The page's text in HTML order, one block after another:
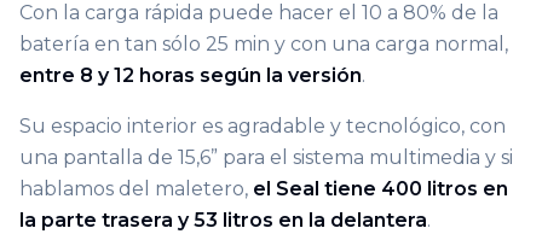
Con la carga rápida puede hacer el 10 a 80% de la
batería en tan sólo 25 min y con una carga normal,
entre 8 y 12 horas según la versión.
Su espacio interior es agradable y tecnológico, con
una pantalla de 15,6” para el sistema multimedia y si
hablamos del maletero, el Seal tiene 400 litros en
la parte trasera y 53 litros en la delantera.